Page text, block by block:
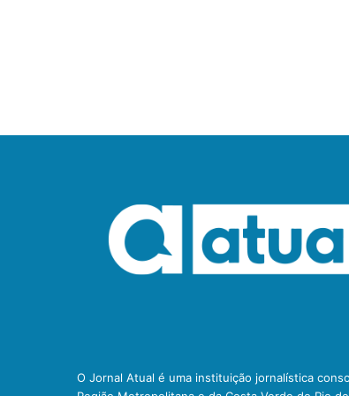
O Jornal Atual é uma instituição jornalística